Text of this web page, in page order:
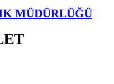
MÜDÜRLÜĞÜ